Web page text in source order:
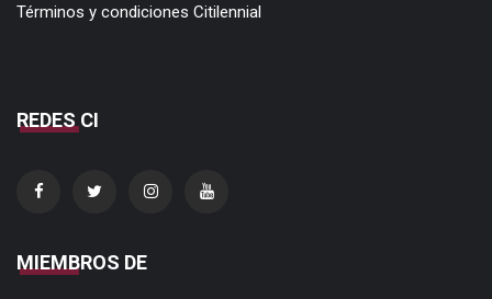
Términos y condiciones Citilennial
REDES CI
MIEMBROS DE